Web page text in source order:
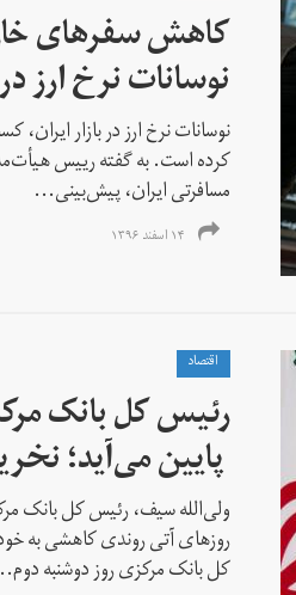
کاهش سفرهای
نوسانات نرخ ارز
​نوسانات نرخ ارز در بازار
کرده است. به گفته‌ رییس
مسافرتی ایران، پیش‌بینی...
۱۴ اسفند ۱۳۹۶
اقتصاد
رئیس کل بانک
پایین می‌آید؛
ولی‌الله سیف، رئیس کل بانک
روزهای آتی روندی کاهشی به
کل بانک مرکزی روز دوشنبه